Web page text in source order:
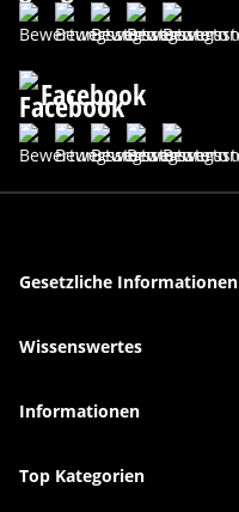
Facebook
Gesetzliche Informationen
Wissenswertes
Informationen
Top Kategorien